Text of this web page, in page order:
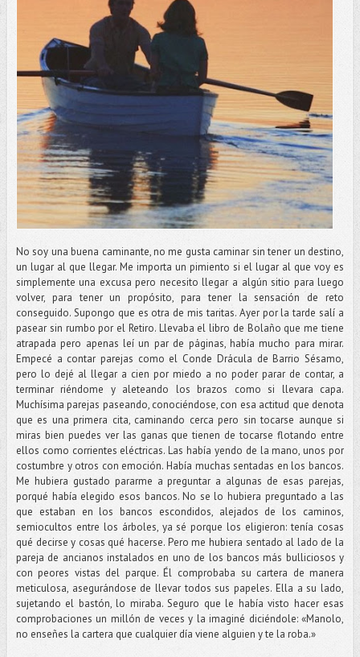
No soy una buena caminante, no me gusta caminar sin tener un destino,
un lugar al que llegar. Me importa un pimiento si el lugar al que voy es
simplemente una excusa pero necesito llegar a algún sitio para luego
volver, para tener un propósito, para tener la sensación de reto
conseguido. Supongo que es otra de mis taritas. Ayer por la tarde salí a
pasear sin rumbo por el Retiro. Llevaba el libro de Bolaño que me tiene
atrapada pero apenas leí un par de páginas, había mucho para mirar.
Empecé a contar parejas como el Conde Drácula de Barrio Sésamo,
pero lo dejé al llegar a cien por miedo a no poder parar de contar, a
terminar riéndome y aleteando los brazos como si llevara capa.
Muchísima parejas paseando, conociéndose, con esa actitud que denota
que es una primera cita, caminando cerca pero sin tocarse aunque si
miras bien puedes ver las ganas que tienen de tocarse flotando entre
ellos como corrientes eléctricas. Las había yendo de la mano, unos por
costumbre y otros con emoción. Había muchas sentadas en los bancos.
Me hubiera gustado pararme a preguntar a algunas de esas parejas,
porqué había elegido esos bancos. No se lo hubiera preguntado a las
que estaban en los bancos escondidos, alejados de los caminos,
semiocultos entre los árboles, ya sé porque los eligieron: tenía cosas
qué decirse y cosas qué hacerse. Pero me hubiera sentado al lado de la
pareja de ancianos instalados en uno de los bancos más bulliciosos y
con peores vistas del parque. Él comprobaba su cartera de manera
meticulosa, asegurándose de llevar todos sus papeles. Ella a su lado,
sujetando el bastón, lo miraba. Seguro que le había visto hacer esas
comprobaciones un millón de veces y la imaginé diciéndole: «Manolo,
no enseñes la cartera que cualquier día viene alguien y te la roba.»